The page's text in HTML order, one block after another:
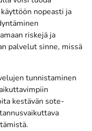
nopeasti ja
riskejä ja
palvelut sinne, missä
tunnistaminen
kestävän sote-